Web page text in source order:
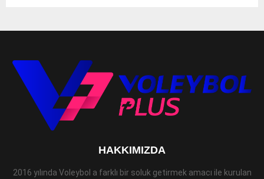
HAKKIMIZDA
2016 yılında Voleybol a farklı bir soluk getirmek amacı ile kurulan